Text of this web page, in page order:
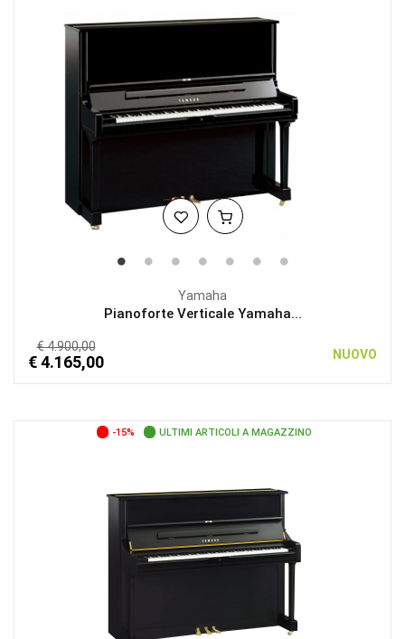
Yamaha
Pianoforte Verticale Yamaha...
€ 4.900,00
€ 4.165,00 NUOVO
-15% ULTIMI ARTICOLI A MAGAZZINO